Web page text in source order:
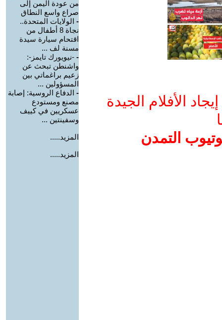
الأفلام الجيدة
التمدن
من عودة اليمن إلى
صراع واسع النطاق
- الولايات المتحدة..
نجاة 8 أطفال من
اقتحام سيارة سيدة
مسنة لف ...
- -نيويورك تايمز-:
واشنطن تبحث عن
زعيم براغماتي بين
المسؤولين ...
- الدفاع الروسية: إصابة
مصنع ومستودع
عسكريين في كييف
وسفينتين ...
المزيد.....
المزيد.....